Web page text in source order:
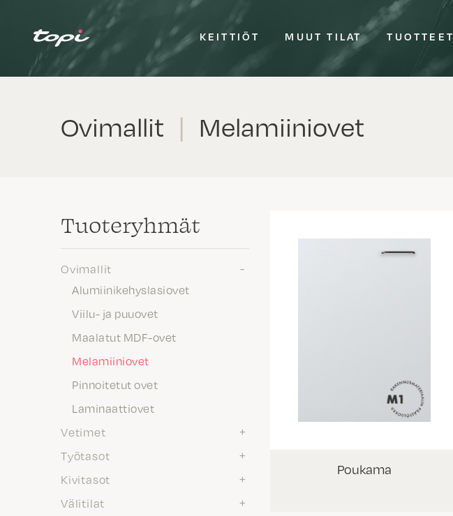
KEITTIÖT MUUT TILAT TUOTTEET
Ovimallit | Melamiiniovet
Tuote­ryhmät
Ovimallit
Alumiinikehyslasiovet
Viilu- ja puuovet
Maalatut MDF-ovet
Melamiiniovet
Pinnoitetut ovet
Laminaattiovet
Vetimet
Työtasot
Kivitasot
Välitilat
Poukama